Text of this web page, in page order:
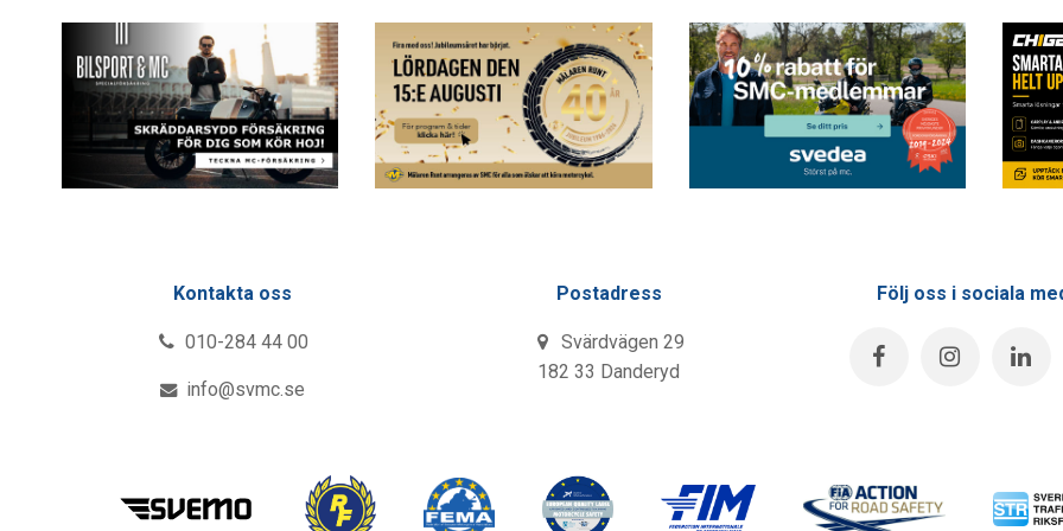
Kontakta oss
010-284 44 00
info@svmc.se
Postadress
Svärdvägen 29
182 33 Danderyd
Följ oss i sociala